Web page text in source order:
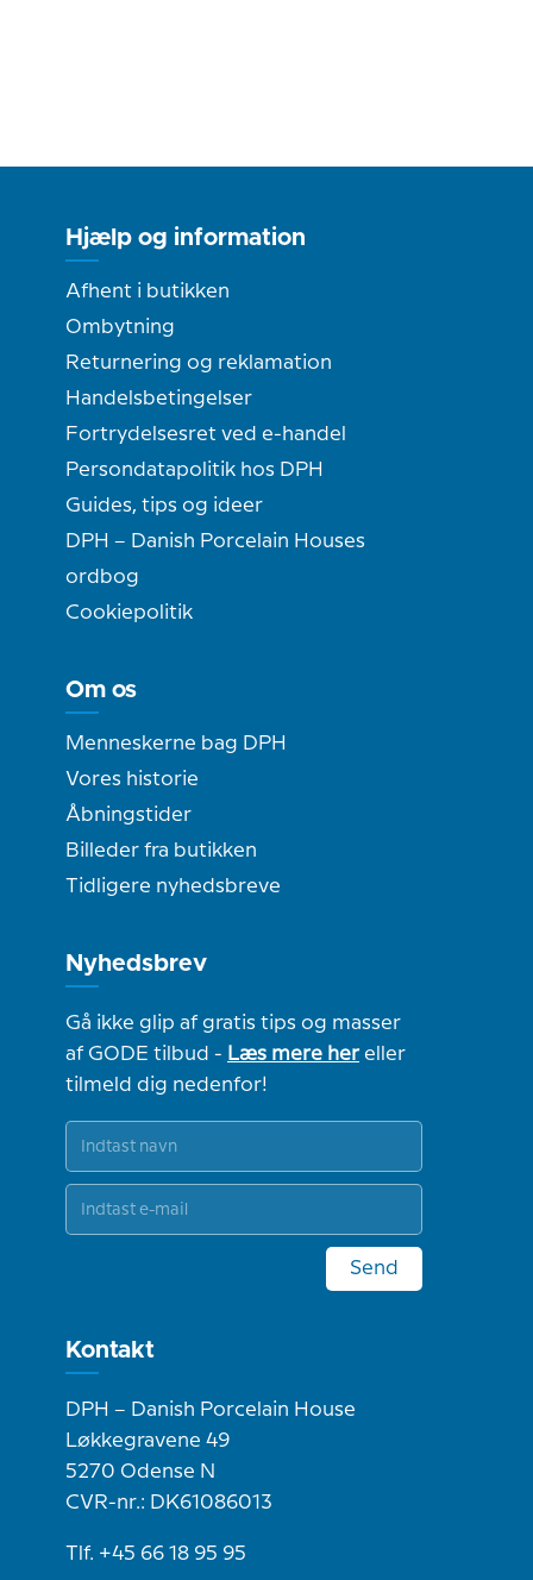
Hjælp og information
Afhent i butikken
Ombytning
Returnering og reklamation
Handelsbetingelser
Fortrydelsesret ved e-handel
Persondatapolitik hos DPH
Guides, tips og ideer
DPH – Danish Porcelain Houses
ordbog
Cookiepolitik
Om os
Menneskerne bag DPH
Vores historie
Åbningstider
Billeder fra butikken
Tidligere nyhedsbreve
Nyhedsbrev
Gå ikke glip af gratis tips og masser
af GODE tilbud - Læs mere hereller
tilmeld dig nedenfor!
Send
Kontakt
DPH – Danish Porcelain House
Løkkegravene 49
5270 Odense N
CVR-nr.: DK61086013
Tlf. +45 66 18 95 95